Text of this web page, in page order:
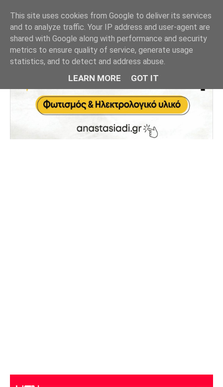
This site uses cookies from Google to deliver its services
and to analyze traffic. Your IP address and user-agent are
shared with Google along with performance and security
metrics to ensure quality of service, generate usage
statistics, and to detect and address abuse.
LEARN MORE GOT IT